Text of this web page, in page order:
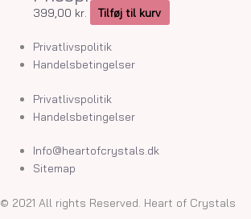
399,00 kr. Tilføj til kurv
Privatlivspolitik
Handelsbetingelser
Privatlivspolitik
Handelsbetingelser
Info@heartofcrystals.dk
Sitemap
© 2021 All rights Reserved. Heart of Crystals